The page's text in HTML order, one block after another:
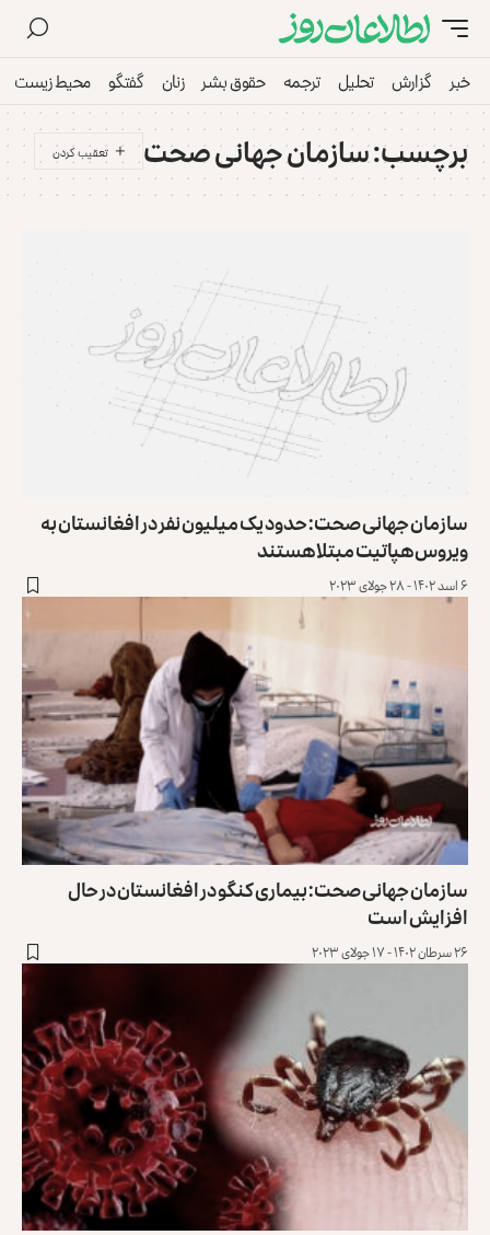
خبر گزارش تحلیل ترجمه حقوق بشر زنان گفتگو محیط زیست
برچسب:سازمان جهانی صحت
سازمان جهانی صحت: حدود یک میلیون نفر در افغانستان به
ویروس هپاتیت مبتلا هستند
۶ اسد ۱۴۰۲ - ۲۸ جولای ۲۰۲۳
سازمان جهانی صحت: بیماری کنگو در افغانستان در حال
افزایش است
۲۶ سرطان ۱۴۰۲ - ۱۷ جولای ۲۰۲۳